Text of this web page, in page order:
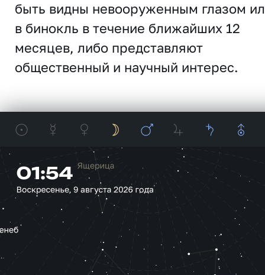
быть видны невооруженным глазом
в бинокль в течение ближайших 12
месяцев, либо представляют
общественный и научный интерес.